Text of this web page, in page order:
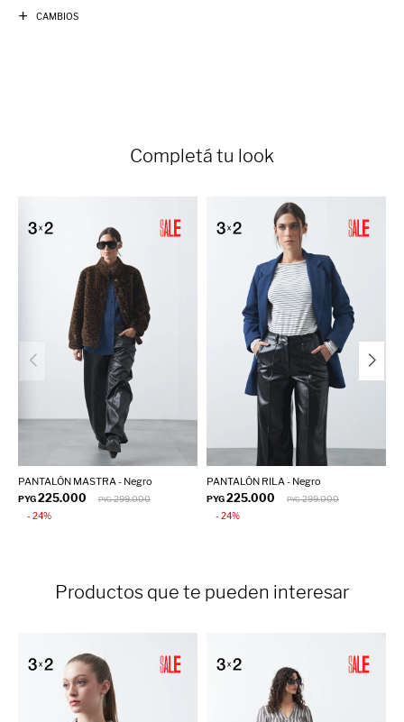
CAMBIOS
Completá tu look
PANTALÓN MASTRA - Negro
PYG225.000 PYG 299.000
24
PANTALÓN RILA - Negro
PYG225.000 PYG 299.000
24
Productos que te pueden interesar